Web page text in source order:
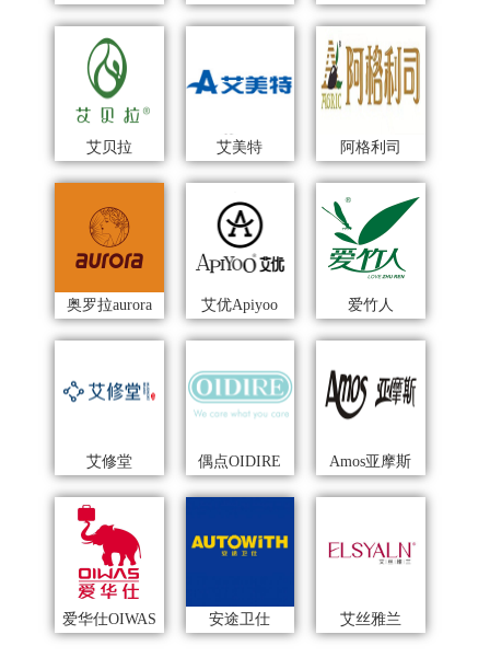
艾贝拉 艾美特 阿格利司
奥罗拉aurora 艾优Apiyoo 爱竹人
艾修堂 偶点OIDIRE Amos亚摩斯
爱华仕OIWAS 安途卫仕 艾丝雅兰